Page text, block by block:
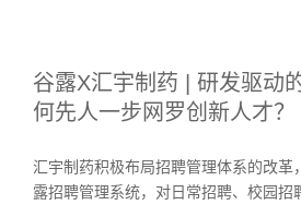
谷露X汇宇制药 | 研发驱动
何先人一步网罗创新人才？
汇宇制药积极布局招聘管理体系的改革
露招聘管理系统，对日常招聘、校园招